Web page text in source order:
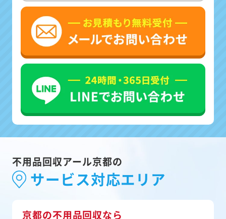
不用品回収アール京都の
サービス対応エリア
京都の不用品回収なら